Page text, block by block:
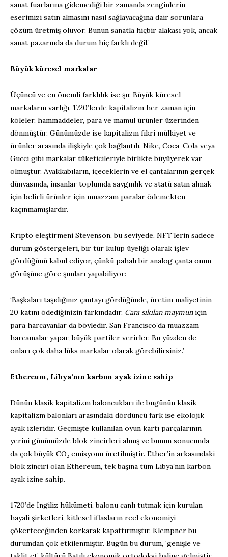
sanat fuarlarına gidemediği bir zamanda zenginlerin
eserimizi satın almasını nasıl sağlayacağına dair sorunlara
çözüm üretmiş oluyor. Bunun sanatla hiçbir alakası yok, ancak
sanat pazarında da durum hiç farklı değil.’
Büyük küresel markalar
Üçüncü ve en önemli farklılık ise şu: Büyük küresel
markaların varlığı. 1720’lerde kapitalizm her zaman için
köleler, hammaddeler, para ve mamul ürünler üzerinden
dönmüştür. Günümüzde ise kapitalizm fikri mülkiyet ve
ürünler arasında ilişkiyle çok bağlantılı. Nike, Coca-Cola veya
Gucci gibi markalar tüketicileriyle birlikte büyüyerek var
olmuştur. Ayakkabıların, içeceklerin ve el çantalarının gerçek
dünyasında, insanlar toplumda saygınlık ve statü satın almak
için belirli ürünler için muazzam paralar ödemekten
kaçınmamışlardır.
Kripto eleştirmeni Stevenson, bu seviyede, NFT’lerin sadece
durum göstergeleri, bir tür kulüp üyeliği olarak işlev
gördüğünü kabul ediyor, çünkü pahalı bir analog çanta onun
görüşüne göre şunları yapabiliyor:
‘Başkaları taşıdığınız çantayı gördüğünde, üretim maliyetinin
20 katını ödediğinizin farkındadır. Canı sıkılan maymuniçin
para harcayanlar da böyledir. San Francisco’da muazzam
harcamalar yapar, büyük partiler verirler. Bu yüzden de
onları çok daha lüks markalar olarak görebilirsiniz.’
Ethereum, Libya’nın karbon ayak izine sahip
Dünün klasik kapitalizm baloncukları ile bugünün klasik
kapitalizm balonları arasındaki dördüncü fark ise ekolojik
ayak izleridir. Geçmişte kullanılan oyun kartı parçalarının
yerini günümüzde blok zincirleri almış ve bunun sonucunda
da çok büyük CO₂ emisyonu üretilmiştir. Ether’in arkasındaki
blok zinciri olan Ethereum, tek başına tüm Libya’nın karbon
ayak izine sahip.
1720’de İngiliz hükümeti, balonu canlı tutmak için kurulan
hayali şirketleri, kitlesel iflasların reel ekonomiyi
çökerteceğinden korkarak kapattırmıştır. Klempner bu
durumdan çok etkilenmiştir. Bugün bu durum, ‘genişle ve